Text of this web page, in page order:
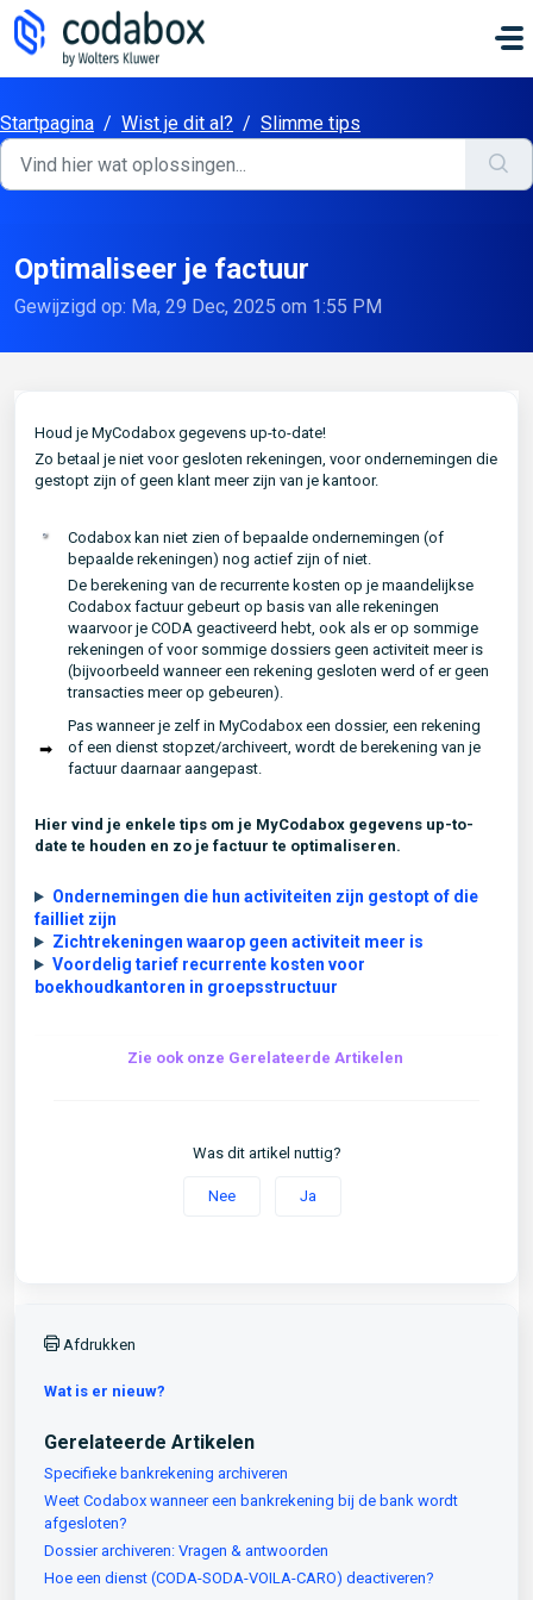
Doorgaan naar hoofdinhoud
Startpagina / Wist je dit al? / Slimme tips
Optimaliseer je factuur
Gewijzigd op: Ma, 29 Dec, 2025 om 1:55 PM
Houd je MyCodabox gegevens up-to-date!
Zo betaal je niet voor gesloten rekeningen, voor ondernemingen die
gestopt zijn of geen klant meer zijn van je kantoor.
Codabox kan niet zien of bepaalde ondernemingen (of
bepaalde rekeningen) nog actief zijn of niet.
De berekening van de recurrente kosten op je maandelijkse
Codabox factuur gebeurt op basis van alle rekeningen
waarvoor je CODA geactiveerd hebt, ook als er op sommige
rekeningen of voor sommige dossiers geen activiteit meer is
(bijvoorbeeld wanneer een rekening gesloten werd of er geen
transacties meer op gebeuren).
➟
Pas wanneer je zelf in MyCodabox een dossier, een rekening
of een dienst stopzet/archiveert, wordt de berekening van je
factuur daarnaar aangepast.
Hier vind je enkele tips om je MyCodabox gegevens up-to-
date te houden en zo je factuur te optimaliseren.
Ondernemingen die hun activiteiten zijn gestopt of die
failliet zijn
Zichtrekeningen waarop geen activiteit meer is
Voordelig tarief recurrente kosten voor
boekhoudkantoren in groepsstructuur
Zie ook onze Gerelateerde Artikelen
Was dit artikel nuttig?
Nee Ja
Afdrukken
Wat is er nieuw?
Gerelateerde Artikelen
Specifieke bankrekening archiveren
Weet Codabox wanneer een bankrekening bij de bank wordt
afgesloten?
Dossier archiveren: Vragen & antwoorden
Hoe een dienst (CODA-SODA-VOILA-CARO) deactiveren?